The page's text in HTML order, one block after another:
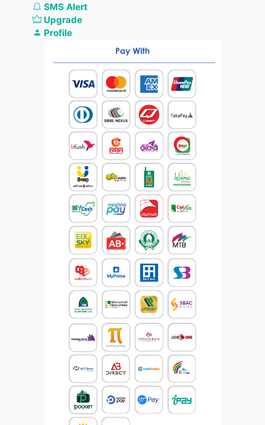
SMS Alert
Upgrade
Profile